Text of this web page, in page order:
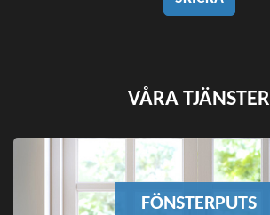
VÅRA TJÄNSTER
FÖNSTERPUTS